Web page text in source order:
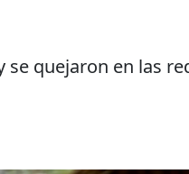
quejaron en las